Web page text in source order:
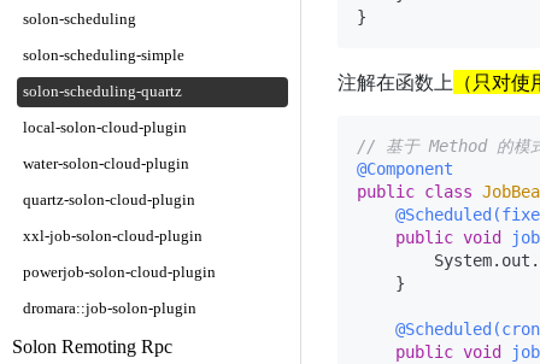
solon-scheduling
solon-scheduling-simple
solon-scheduling-quartz
local-solon-cloud-plugin
water-solon-cloud-plugin
quartz-solon-cloud-plugin
xxl-job-solon-cloud-plugin
powerjob-solon-cloud-plugin
dromara::job-solon-plugin
Solon Remoting Rpc
注解在函数上 （只对
// 基于 Method 的模
@Component
public class
public void
    }
public void